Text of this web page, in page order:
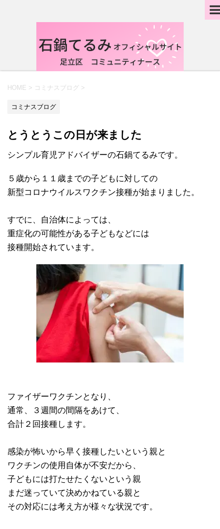
HOME > コミナスブログ >
コミナスブログ
とうとうこの日が来ました
シンプル育児アドバイザーの石鍋てるみです。
５歳から１１歳までの子どもに対しての
新型コロナウイルスワクチン接種が始まりました。
すでに、自治体によっては、
重症化の可能性がある子どもなどには
接種開始されています。
ファイザーワクチンとなり、
通常、３週間の間隔をあけて、
合計２回接種します。
感染が怖いから早く接種したいという親と
ワクチンの使用自体が不安だから、
子どもには打たせたくないという親
まだ迷っていて決めかねている親と
その対応には考え方が様々な状況です。